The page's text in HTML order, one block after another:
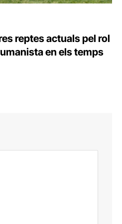
reptes actuals pel rol
en els temps